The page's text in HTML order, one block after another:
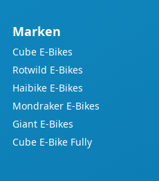
Marken
Cube E-Bikes
Rotwild E-Bikes
Haibike E-Bikes
Mondraker E-Bikes
Giant E-Bikes
Cube E-Bike Fully